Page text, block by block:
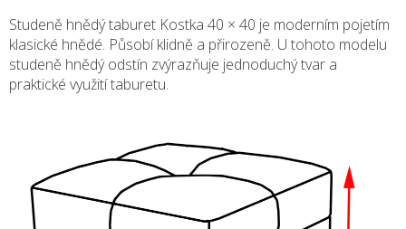
Studeně hnědý taburet Kostka 40 × 40 je moderním pojetím
klasické hnědé. Působí klidně a přirozeně. U tohoto modelu
studeně hnědý odstín zvýrazňuje jednoduchý tvar a
praktické využití taburetu.